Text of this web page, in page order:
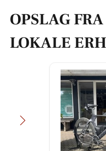
OPSLAG
LOKALE